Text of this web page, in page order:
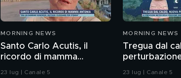
MORNING NEWS
Santo Carlo Acutis, il
ricordo di mamma
Antonia
23 lug | Canale 5
MORNING NEWS
Tregua dal
23 lug | Canale 5